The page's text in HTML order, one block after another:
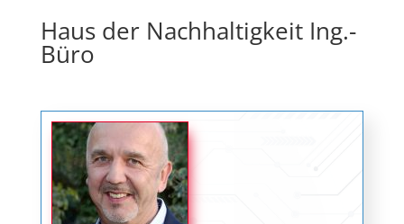
Haus der Nachhaltigkeit Ing.-
Büro